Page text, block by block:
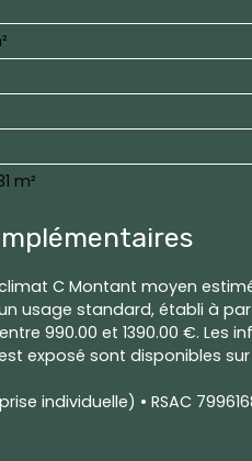
m²
C Montant moyen
usage standard, établi à
990.00 et 1390.00 €. Les
exposé sont disponibles sur
individuelle) • RSAC